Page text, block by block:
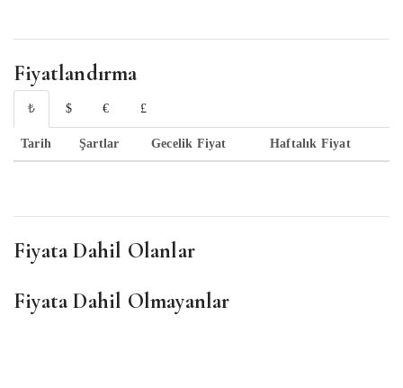
Fiyatlandırma
₺ $ € £
Tarih Şartlar Gecelik Fiyat Haftalık Fiyat
Fiyata Dahil Olanlar
Fiyata Dahil Olmayanlar